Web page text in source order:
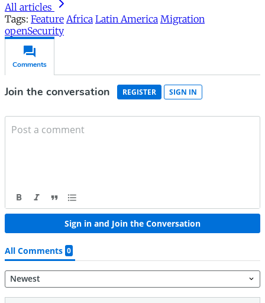
All articles
Tags: Feature Africa Latin America Migration
openSecurity